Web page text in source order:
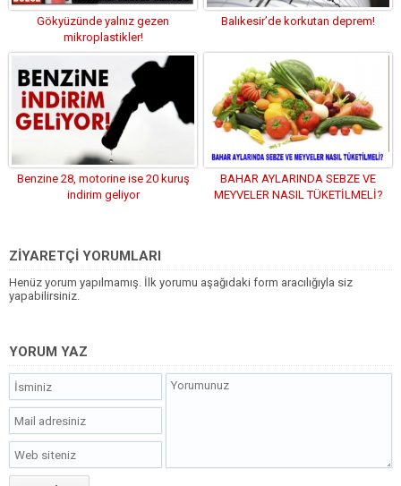
Gökyüzünde yalnız gezen
mikroplastikler!
Balıkesir’de korkutan deprem!
Benzine 28, motorine ise 20 kuruş
indirim geliyor
BAHAR AYLARINDA SEBZE VE
MEYVELER NASIL TÜKETİLMELİ?
ZİYARETÇİ YORUMLARI
Henüz yorum yapılmamış. İlk yorumu aşağıdaki form aracılığıyla siz
yapabilirsiniz.
YORUM YAZ